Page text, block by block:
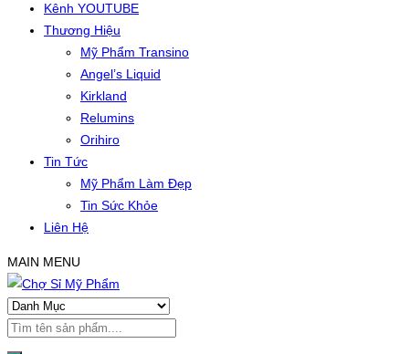
Kênh YOUTUBE
Thương Hiệu
Mỹ Phẩm Transino
Angel’s Liquid
Kirkland
Relumins
Orihiro
Tin Tức
Mỹ Phẩm Làm Đẹp
Tin Sức Khỏe
Liên Hệ
MAIN MENU